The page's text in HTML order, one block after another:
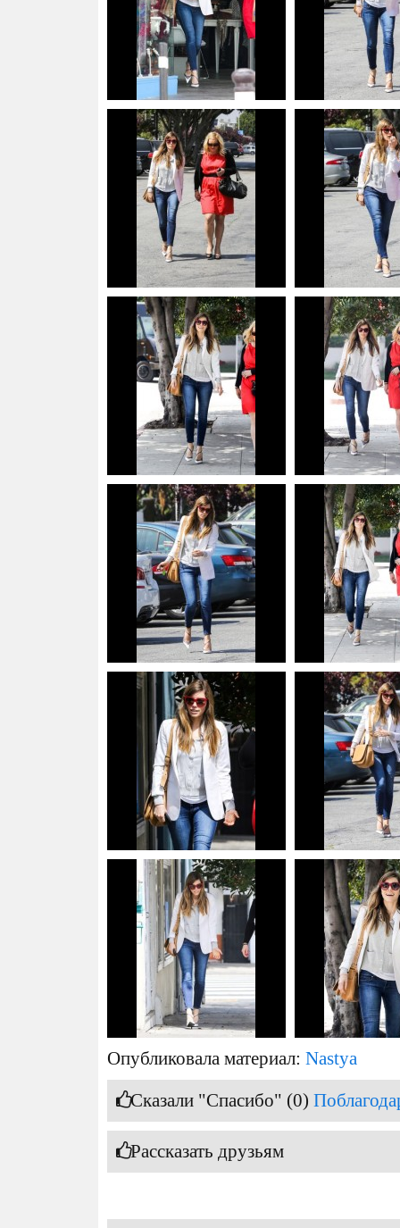
Опубликовала материал: Nastya
Сказали "Спасибо" (0)
Рассказать друзьям